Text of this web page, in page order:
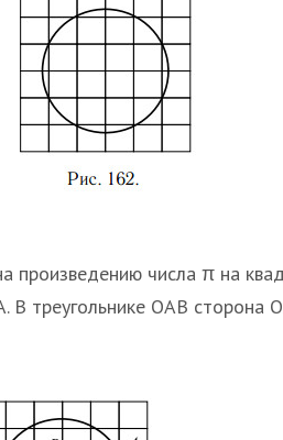
произведению числа π на
В треугольнике OAB сторона